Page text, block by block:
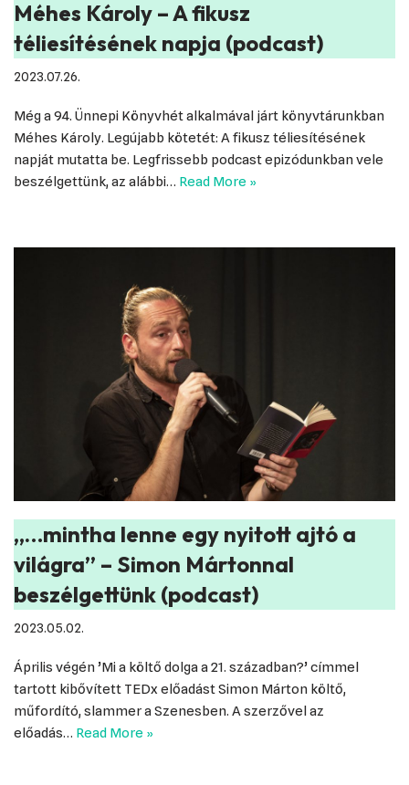
Méhes Károly – A fikusz
téliesítésének napja (podcast)
2023.07.26.
Még a 94. Ünnepi Könyvhét alkalmával járt könyvtárunkban
Méhes Károly. Legújabb kötetét: A fikusz téliesítésének
napját mutatta be. Legfrissebb podcast epizódunkban vele
beszélgettünk, az alábbi… Read More »
„…mintha lenne egy nyitott ajtó a
világra” – Simon Mártonnal
beszélgettünk (podcast)
2023.05.02.
Április végén ’Mi a költő dolga a 21. században?’ címmel
tartott kibővített TEDx előadást Simon Márton költő,
műfordító, slammer a Szenesben. A szerzővel az
előadás… Read More »